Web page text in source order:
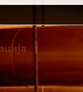
Skip
content